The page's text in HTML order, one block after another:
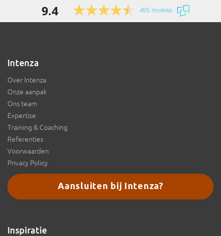
9.4 495 reviews
Intenza
Over Intenza
Onze aanpak
Ons team
Expertise
Training & Coaching
Referenties
Voorwaarden
Privacy Policy
Aansluiten bij Intenza?
Inspiratie